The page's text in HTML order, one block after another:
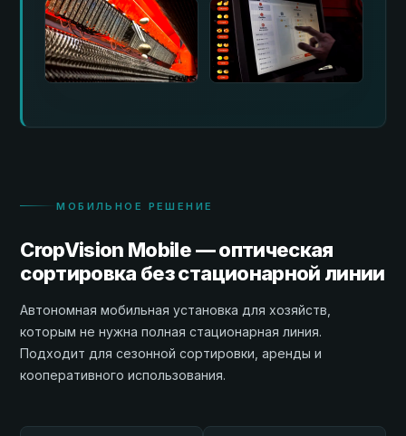
МОБИЛЬНОЕ РЕШЕНИЕ
CropVision Mobile — оптическая
сортировка без стационарной линии
Автономная мобильная установка для хозяйств,
которым не нужна полная стационарная линия.
Подходит для сезонной сортировки, аренды и
кооперативного использования.